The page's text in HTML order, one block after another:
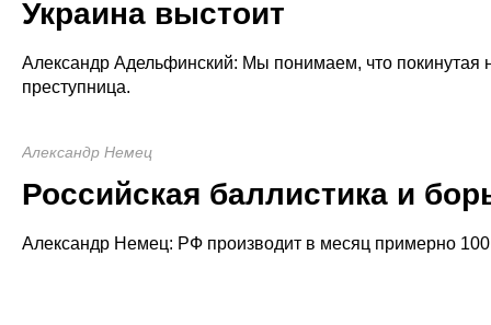
Украина выстоит
Александр Адельфинский: Мы понимаем, что покинутая
преступница.
Александр Немец
Российская баллистика и
Александр Немец: РФ производит в месяц примерно 100